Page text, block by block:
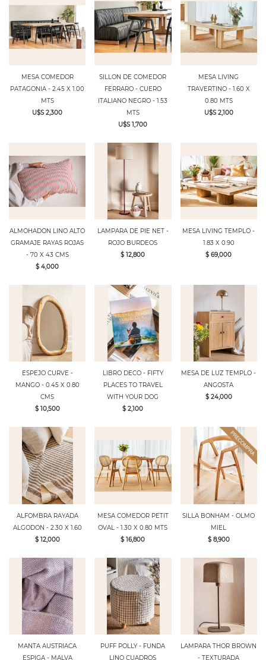
MESA COMEDOR
PATAGONIA - 2.45 X 1.00
MTS
U$S 2,300
SILLON DE COMEDOR
FERRARO - CUERO
ITALIANO NEGRO - 1.53
MTS
U$S 1,700
MESA LIVING
TRAVERTINO - 1.60 X
0.80 MTS
U$S 2,100
ALMOHADON LINO ALTO
GRAMAJE RAYAS ROJAS
- 70 X 43 CMS
$ 4,000
LAMPARA DE PIE NET -
ROJO BURDEOS
$ 12,800
MESA LIVING TEMPLO -
1.83 X 0.90
$ 69,000
ESPEJO CURVE -
MANGO - 0.45 X 0.80
CMS
$ 10,500
LIBRO DECO - FIFTY
PLACES TO TRAVEL
WITH YOUR DOG
$ 2,100
MESA DE LUZ TEMPLO -
ANGOSTA
$ 24,000
ALFOMBRA RAYADA
ALGODON - 2.30 X 1.60
$ 12,000
MESA COMEDOR PETIT
OVAL - 1.30 X 0.80 MTS
$ 16,800
SILLA BONHAM - OLMO
MIEL
$ 8,900
MANTA AUSTRIACA
ESPIGA - MALVA
PUFF POLLY - FUNDA
LINO CUADROS
LAMPARA THOR BROWN
- TEXTURADA